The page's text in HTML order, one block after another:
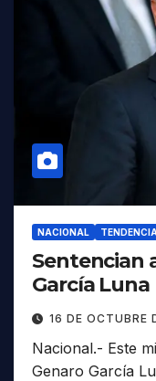
NACIONAL
Sentencian
García Luna
16 DE OCTUBRE
Nacional.- Este
Genaro García